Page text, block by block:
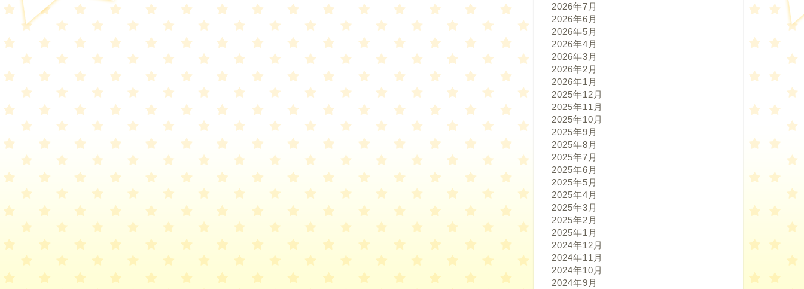
2026年7月
2026年6月
2026年5月
2026年4月
2026年3月
2026年2月
2026年1月
2025年12月
2025年11月
2025年10月
2025年9月
2025年8月
2025年7月
2025年6月
2025年5月
2025年4月
2025年3月
2025年2月
2025年1月
2024年12月
2024年11月
2024年10月
2024年9月